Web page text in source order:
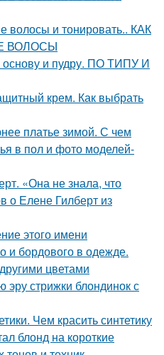
волосы и тонировать.. КАК
ВОЛОСЫ
основу и пудру. ПО ТИПУ И
крем. Как выбрать
платье зимой. С чем
в пол и фото моделей-
«Она не знала, что
о Елене Гилберт из
этого имени
и бордового в одежде.
цветами
эру стрижки блондинок с
Чем красить синтетику
блонд на короткие